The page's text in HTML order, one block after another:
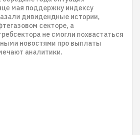
мая поддержку индексу
дивидендные истории,
секторе, а
не смогли похвастаться
новостями про выплаты
аналитики.